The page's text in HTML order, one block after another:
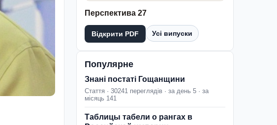
Перспектива 27
Відкрити PDF Усі випуски
Популярне
Знані постаті Гощанщини
Стаття · 30241 переглядів · за день 5 · за
місяць 141
Таблицы табели о рангах в